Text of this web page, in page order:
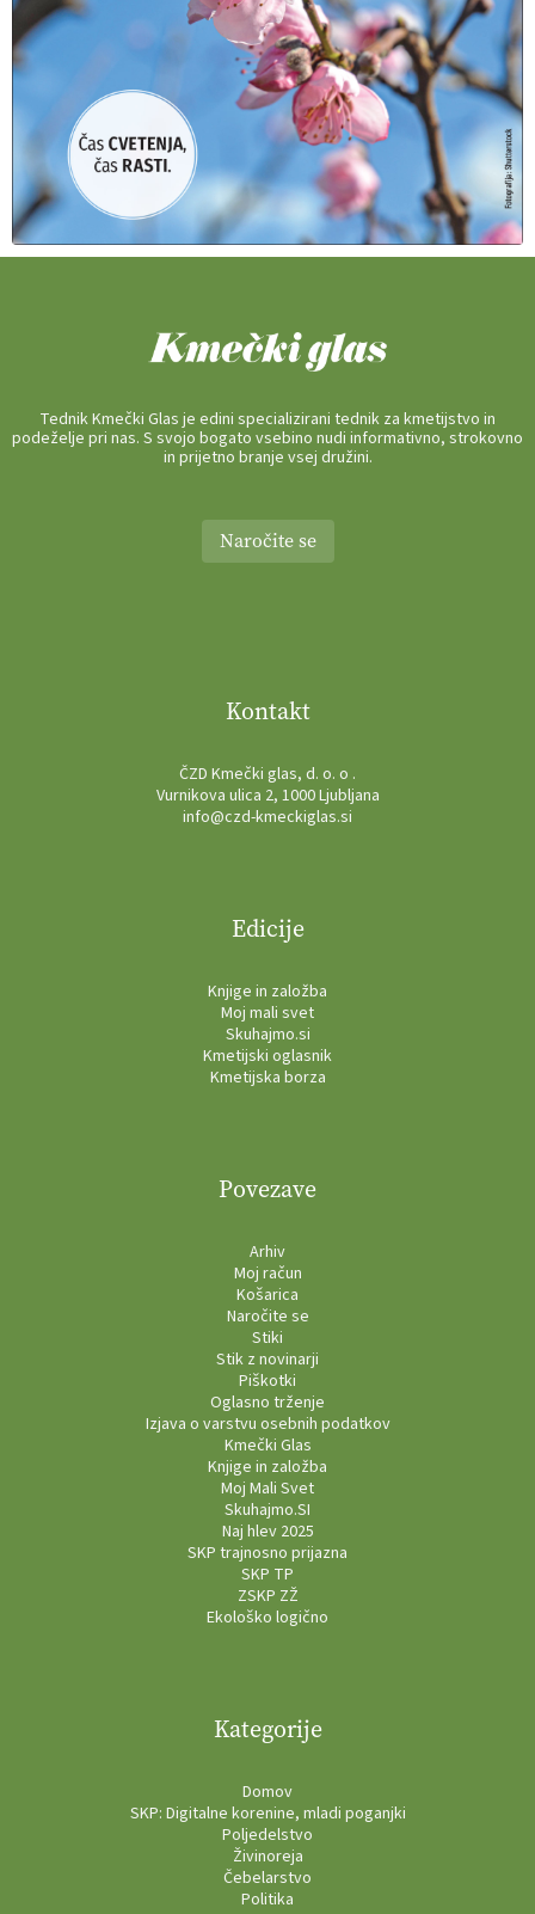
Tednik Kmečki Glas je edini specializirani tednik za kmetijstvo in
podeželje pri nas. S svojo bogato vsebino nudi informativno, strokovno
in prijetno branje vsej družini.
Naročite se
Kontakt
ČZD Kmečki glas, d. o. o .
Vurnikova ulica 2, 1000 Ljubljana
info@czd-kmeckiglas.si
Edicije
Knjige in založba
Moj mali svet
Skuhajmo.si
Kmetijski oglasnik
Kmetijska borza
Povezave
Arhiv
Moj račun
Košarica
Naročite se
Stiki
Stik z novinarji
Piškotki
Oglasno trženje
Izjava o varstvu osebnih podatkov
Kmečki Glas
Knjige in založba
Moj Mali Svet
Skuhajmo.SI
Naj hlev 2025
SKP trajnosno prijazna
SKP TP
ZSKP ZŽ
Ekološko logično
Kategorije
Domov
SKP: Digitalne korenine, mladi poganjki
Poljedelstvo
Živinoreja
Čebelarstvo
Politika